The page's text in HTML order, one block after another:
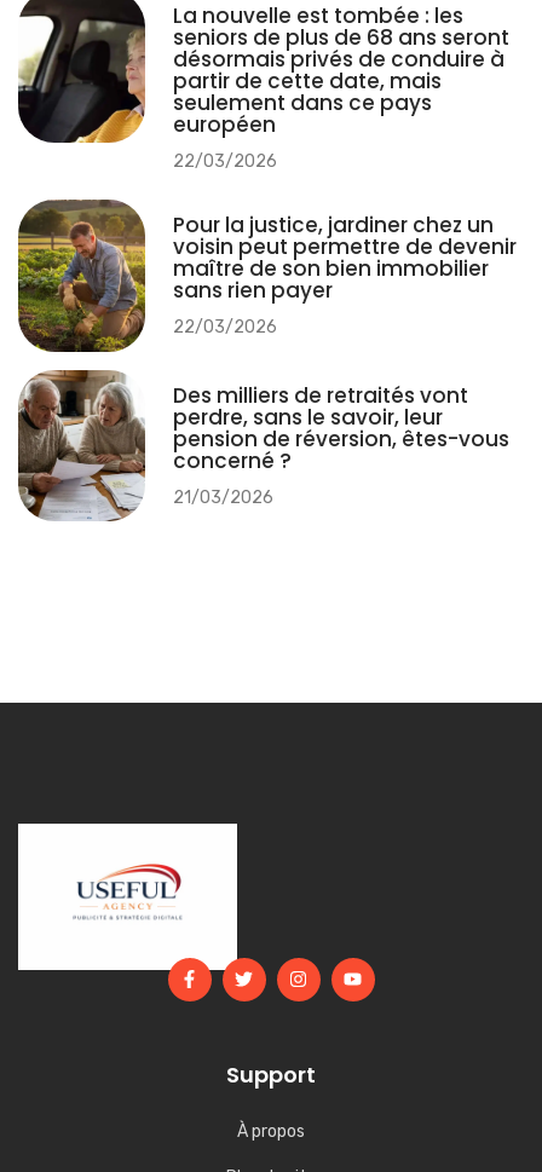
La nouvelle est tombée : les
seniors de plus de 68 ans seront
désormais privés de conduire à
partir de cette date, mais
seulement dans ce pays
européen
22/03/2026
Pour la justice, jardiner chez un
voisin peut permettre de devenir
maître de son bien immobilier
sans rien payer
22/03/2026
Des milliers de retraités vont
perdre, sans le savoir, leur
pension de réversion, êtes-vous
concerné ?
21/03/2026
Support
À propos